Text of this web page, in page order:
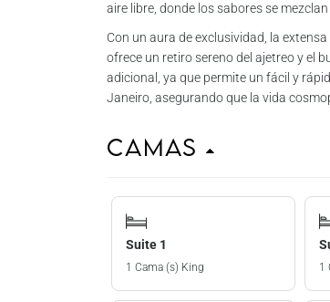
aire libre, donde los sabores se
Con un aura de exclusividad, la
ofrece un retiro sereno del ajetreo y el
adicional, ya que permite un fácil y
Janeiro, asegurando que la vida
Camas
Suite 1
1 Cama (s) King 1